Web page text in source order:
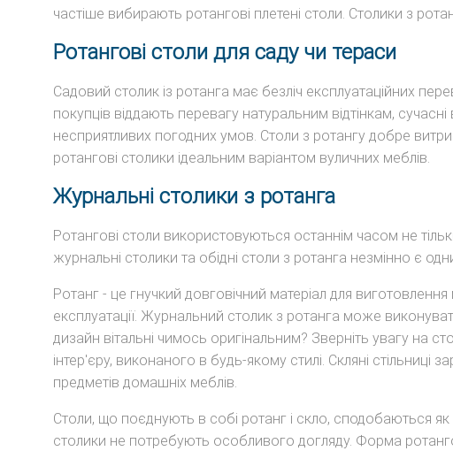
частіше вибирають ротангові плетені столи. Столики з
Ротангові столи для саду чи тераси
Садовий столик із ротанга має безліч експлуатаційних
покупців віддають перевагу натуральним відтінкам,
несприятливих погодних умов. Столи з ротангу добре
ротангові столики ідеальним варіантом вуличних меблів.
Журнальні столики з ротанга
Ротангові столи використовуються останнім часом не
журнальні столики та обідні столи з ротанга незмінно є
Ротанг - це гнучкий довговічний матеріал для
експлуатації. Журнальний столик з ротанга може
дизайн вітальні чимось оригінальним? Зверніть увагу на
інтер'єру, виконаного в будь-якому стилі. Скляні стільниці
предметів домашніх меблів.
Столи, що поєднують в собі ротанг і скло, сподобаються
столики не потребують особливого догляду. Форма